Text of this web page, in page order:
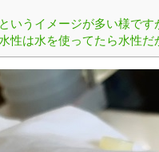
いうイメージが多い様で
性は水を使ってたら水性